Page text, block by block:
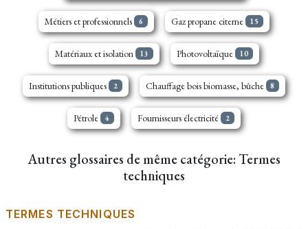
Métiers et professionnels 6 Gaz propane citerne 15
Matériaux et isolation 13 Photovoltaïque 10
Institutions publiques 2 Chauffage bois biomasse, bûche 8
Pétrole 4 Fournisseurs électricité 2
Autres glossaires de même catégorie: Termes
techniques
TERMES TECHNIQUES